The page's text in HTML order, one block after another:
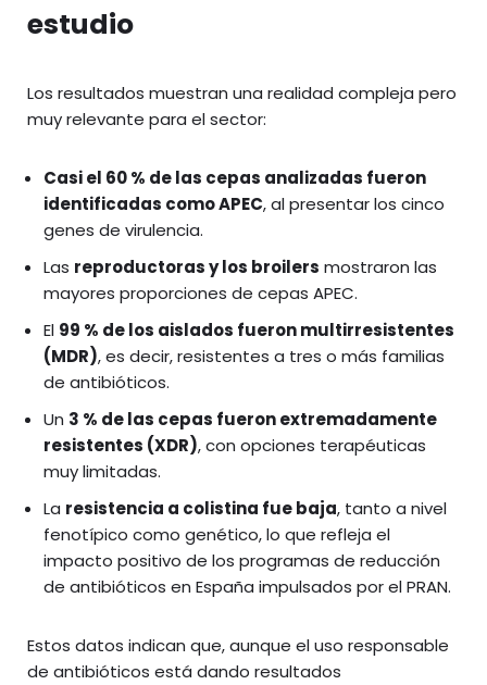
estudio
Los resultados muestran una realidad compleja pero
muy relevante para el sector:
Casi el 60 % de las cepas analizadas fueron
identificadas como APEC, al presentar los cinco
genes de virulencia.
Las reproductoras y los broilers mostraron las
mayores proporciones de cepas APEC.
El 99 % de los aislados fueron multirresistentes
(MDR), es decir, resistentes a tres o más familias
de antibióticos.
Un 3 % de las cepas fueron extremadamente
resistentes (XDR), con opciones terapéuticas
muy limitadas.
La resistencia a colistina fue baja, tanto a nivel
fenotípico como genético, lo que refleja el
impacto positivo de los programas de reducción
de antibióticos en España impulsados por el PRAN.
Estos datos indican que, aunque el uso responsable
de antibióticos está dando resultados